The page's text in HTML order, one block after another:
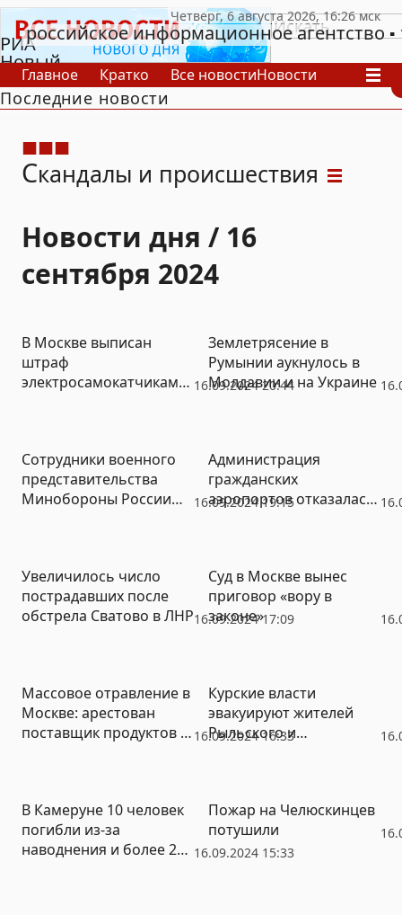
РИА
Новый
День
российское информационное агентство
Главное Кратко Все новостиНовости
В России
В мире
Последние новости
Скандалы и происшествия
Новости дня / 16
сентября 2024
16.09.2024 20:44
В Москве выписан
штраф
электросамокатчикам
Землетрясение в
Румынии аукнулось в
Молдавии и на Украине
16.09.2024 19:15
Сотрудники военного
представительства
Минобороны России
Администрация
гражданских
аэропортов отказалась
авиапредприятию
16.09.2024 17:09
Увеличилось число
пострадавших после
обстрела Сватово в ЛНР
Суд в Москве вынес
приговор «вору в
законе»
16.09.2024 16:33
Массовое отравление в
Москве: арестован
поставщик продуктов и
Курские власти
эвакуируют жителей
Рыльского и
16.09.2024 15:33
В Камеруне 10 человек
погибли из-за
наводнения и более 200
Пожар на Челюскинцев
потушили